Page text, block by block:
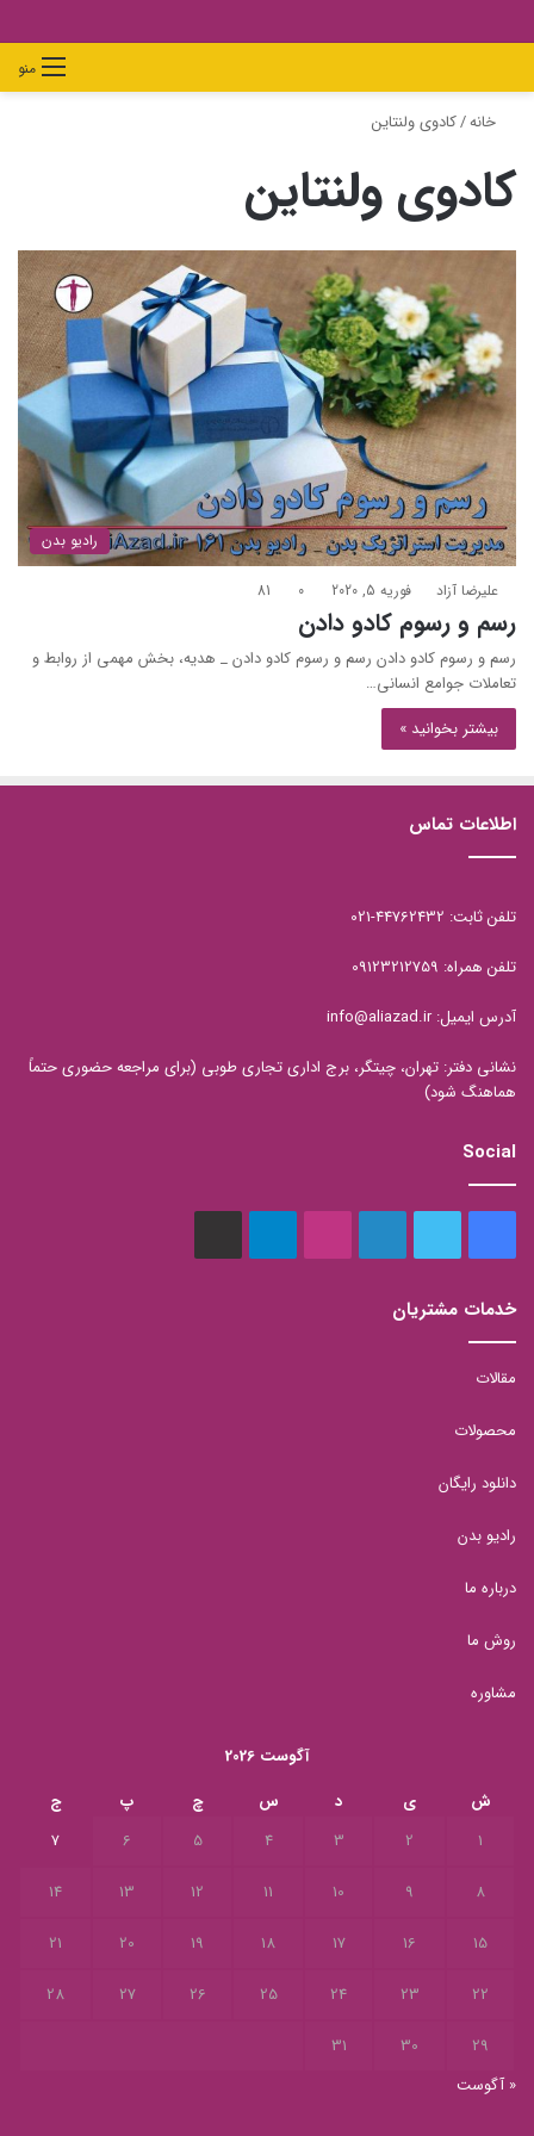
منوجستجو
برایپوسته
سبد
خانه/کادوی ولنتاین
کادوی ولنتاین
رادیو بدن
علیرضا آزاد فوریه 5, 2020 0
81
رسم و رسوم کادو دادن
رسم و رسوم کادو دادن رسم و رسوم کادو دادن _ هدیه، بخش مهمی از روابط و
تعاملات جوامع انسانی…
بیشتر بخوانید »
اطلاعات تماس
تلفن ثابت: 44762432-021
تلفن همراه: 09123212759
آدرس ایمیل: info@aliazad.ir
نشانی دفتر: تهران، چیتگر، برج اداری تجاری طوبی (برای مراجعه حضوری حتماً
هماهنگ شود)
Social
خدمات مشتریان
مقالات
محصولات
دانلود رایگان
رادیو بدن
درباره ما
روش ما
مشاوره
آگوست 2026
ش
ی د س چ پ
ج
1
2
3
4
5
6
7
8
9
10
11
12
13
14
15
16
17
18
19
20
21
22
23
24
25
26
27
28
29
30
31
« آگوست